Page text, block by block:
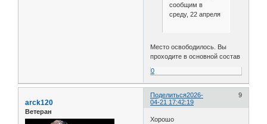
сообщим в
среду, 22 апреля
Место освободилось. Вы
проходите в основной состав
0
Поделиться 9
2026-
04-21 17:42:19
arck120
Ветеран
Хорошо